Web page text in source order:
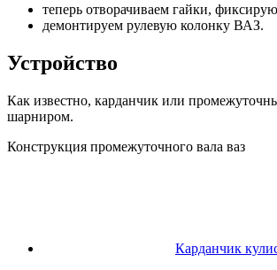
теперь отворачиваем гайки,
демонтируем рулевую колонку ВАЗ.
Устройство
Как известно, карданчик или
шарниром.
Конструкция промежуточного вала ваз
Карданчик